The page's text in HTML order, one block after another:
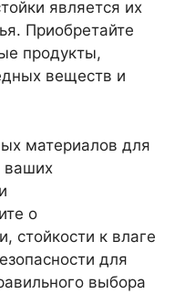
является их
Приобретайте
продукты,
веществ и
материалов для
ваших
о
стойкости к влаге
для
выбора